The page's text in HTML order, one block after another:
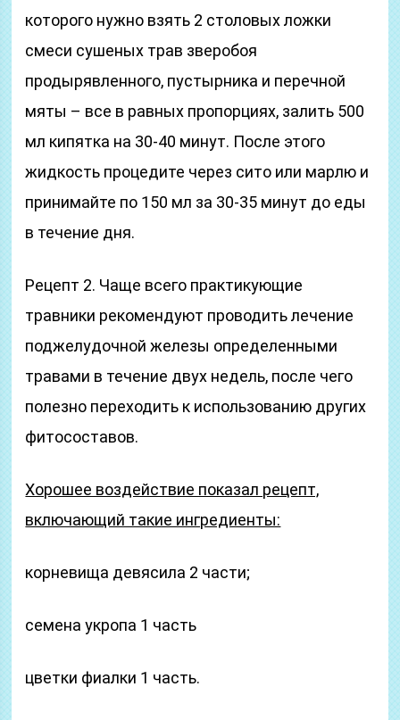
которого нужно взять 2 столовых ложки
смеси сушеных трав зверобоя
продырявленного, пустырника и перечной
мяты – все в равных пропорциях, залить 500
мл кипятка на 30-40 минут. После этого
жидкость процедите через сито или марлю и
принимайте по 150 мл за 30-35 минут до еды
в течение дня.
Рецепт 2. Чаще всего практикующие
травники рекомендуют проводить лечение
поджелудочной железы определенными
травами в течение двух недель, после чего
полезно переходить к использованию других
фитосоставов.
Хорошее воздействие показал рецепт,
включающий такие ингредиенты:
корневища девясила 2 части;
семена укропа 1 часть
цветки фиалки 1 часть.